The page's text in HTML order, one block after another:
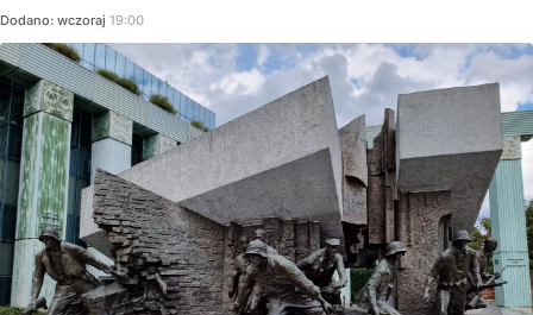
Dodano: wczoraj 19:00